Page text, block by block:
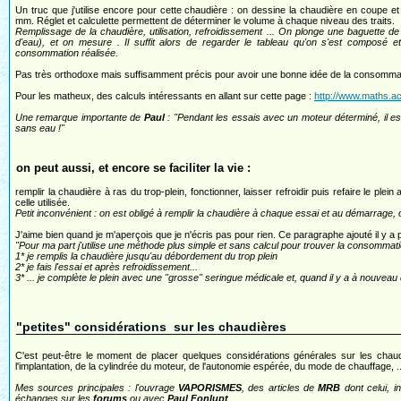
Un truc que j'utilise encore pour cette chaudière : on dessine la chaudière en coupe
mm. Réglet et calculette permettent de déterminer le volume à chaque niveau des traits.
Remplissage de la chaudière, utilisation, refroidissement ... On plonge une baguette
d'eau), et on mesure . Il suffit alors de regarder le tableau qu'on s'est composé
consommation réalisée.
Pas très orthodoxe mais suffisamment précis pour avoir une bonne idée de la
Pour les matheux, des calculs intéressants en allant sur cette page : http://
Une remarque importante de Paul: "Pendant les essais avec un moteur déterminé, il
sans eau !"
on peut aussi, et encore se faciliter la vie :
remplir la chaudière à ras du trop-plein, fonctionner, laisser refroidir puis refaire le
celle utilisée.
Petit inconvénient : on est obligé à remplir la chaudière à chaque essai et au
J'aime bien quand je m'aperçois que je n'écris pas pour rien. Ce paragraphe ajouté il y
"Pour ma part j'utilise une méthode plus simple et sans calcul pour trouver la
1* je remplis la chaudière jusqu'au débordement du trop plein
2* je fais l'essai et après refroidissement...
3* ... je complète le plein avec une "grosse" seringue médicale et, quand il y a à
"petites" considérations sur les chaudières
C'est peut-être le moment de placer quelques considérations générales sur les
l'implantation, de la cylindrée du moteur, de l'autonomie espérée, du mode de chauffage,
Mes sources principales : l'ouvrage VAPORISMES, des articles deMRB dont celui,
échanges sur les forums ou avec Paul Fonlupt